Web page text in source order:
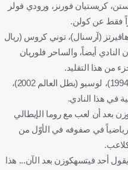
كريستيان فورنز، ورودي فولر
هافيرتز (آرسنال)، توني كروس (ريال
النادي أيضاً، والساحر فلوريان
من هذا التقليد.
كما أن البرازيليين جورجينيو (بطل العالم 1994)، لوسيو (بطل العالم 2002)،
في هذا النادي.
بعد أن لعب مع روما الإيطالي
رياضياً في صفوفه في الأوّل من
أحد فيتسهكوزن بعد الآن... هذا